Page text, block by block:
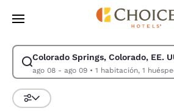
Pasar A Contenido Principal
Colorado Springs, Colorado, EE.
ago 08 - ago 09• 1 habitación, 1
Modificar la búsqueda de Colorado
Ordenar y filtrar